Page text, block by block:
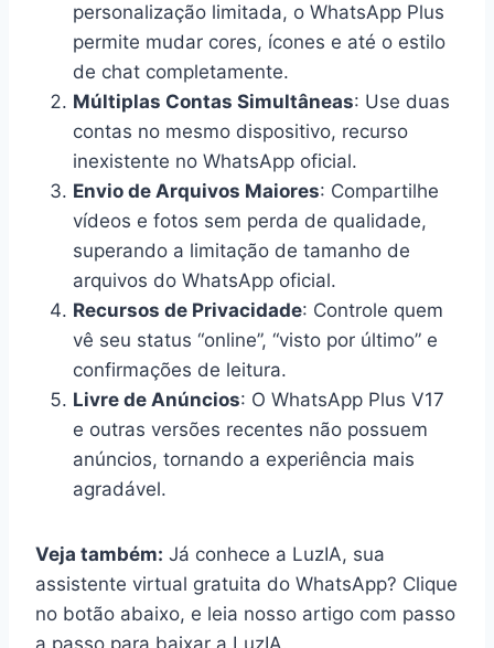
personalização limitada, o WhatsApp Plus
permite mudar cores, ícones e até o estilo
de chat completamente.
Múltiplas Contas Simultâneas: Use duas
contas no mesmo dispositivo, recurso
inexistente no WhatsApp oficial.
Envio de Arquivos Maiores: Compartilhe
vídeos e fotos sem perda de qualidade,
superando a limitação de tamanho de
arquivos do WhatsApp oficial.
Recursos de Privacidade: Controle quem
vê seu status “online”, “visto por último” e
confirmações de leitura.
Livre de Anúncios: O WhatsApp Plus V17
e outras versões recentes não possuem
anúncios, tornando a experiência mais
agradável.
Veja também: Já conhece a LuzIA, sua
assistente virtual gratuita do WhatsApp? Clique
no botão abaixo, e leia nosso artigo com passo
a passo para baixar a LuzIA.